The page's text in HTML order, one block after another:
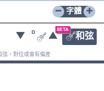
− +
字體
BETA
和弦
▼ D
 ▲
弦，對位或會有偏差